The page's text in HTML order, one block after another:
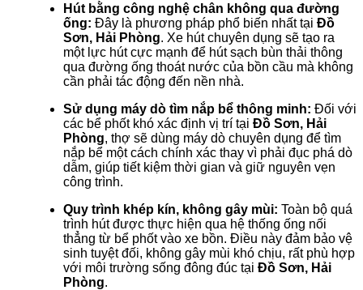
Hút bằng công nghệ chân không qua đường
ống: Đây là phương pháp phổ biến nhất tại Đồ
Sơn, Hải Phòng. Xe hút chuyên dụng sẽ tạo ra
một lực hút cực mạnh để hút sạch bùn thải thông
qua đường ống thoát nước của bồn cầu mà không
cần phải tác động đến nền nhà.
Sử dụng máy dò tìm nắp bể thông minh: Đối với
các bể phốt khó xác định vị trí tại Đồ Sơn, Hải
Phòng, thợ sẽ dùng máy dò chuyên dụng để tìm
nắp bể một cách chính xác thay vì phải đục phá dò
dẫm, giúp tiết kiệm thời gian và giữ nguyên vẹn
công trình.
Quy trình khép kín, không gây mùi: Toàn bộ quá
trình hút được thực hiện qua hệ thống ống nối
thẳng từ bể phốt vào xe bồn. Điều này đảm bảo vệ
sinh tuyệt đối, không gây mùi khó chịu, rất phù hợp
với môi trường sống đông đúc tại Đồ Sơn, Hải
Phòng.